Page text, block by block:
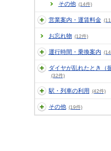
その他 (14件)
営業案内・運賃料金
お忘れ物 (12件)
運行時間・乗換案内
ダイヤが乱れたとき（
(32件)
駅・列車の利用 (42件)
その他 (19件)